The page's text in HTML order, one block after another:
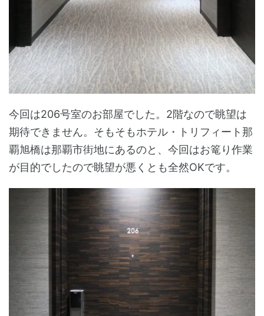
今回は206号室のお部屋でした。2階なので眺望は
期待できません。そもそもホテル・トリフィート那
覇旭橋は那覇市街地にあるのと、今回はお篭り作業
が目的でしたので眺望が悪くとも全然OKです。